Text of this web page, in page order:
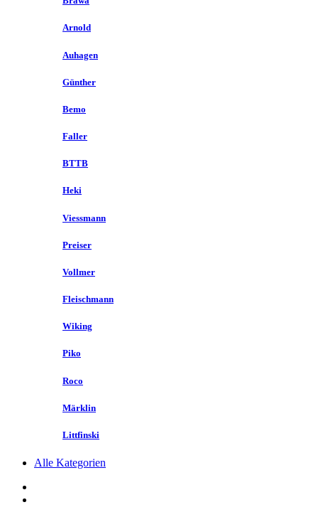
Arnold
Auhagen
Günther
Bemo
Faller
BTTB
Heki
Viessmann
Preiser
Vollmer
Fleischmann
Wiking
Piko
Roco
Märklin
Littfinski
Alle Kategorien